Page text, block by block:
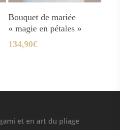
Ajouter Au Panier
Bouquet de mariée
« magie en pétales »
134,90€
et en art du pliage